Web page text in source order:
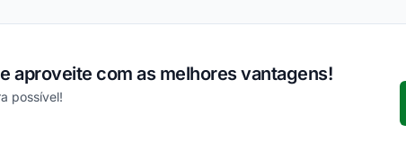
aproveite com as melhores vantagens!
possível!